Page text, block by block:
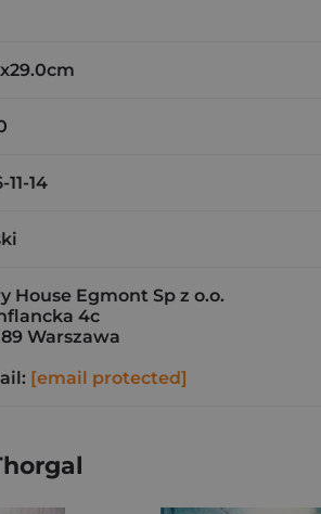
11-14
House Egmont Sp z o.o.
4c
Warszawa
[email protected]